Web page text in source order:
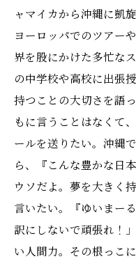
ャマイカから沖縄に凱
ヨーロッパでのツアー
界を股にかけた多忙な
の中学校や高校に出張
持つことの大切さを語
もに言うことはなくて
ールを送りたい。沖縄
ら、『こんな豊かな日
ウソだよ。夢を大きく
言いたい。『ゆいまー
訳にしないで頑張れ！
い人間力。その根っこ